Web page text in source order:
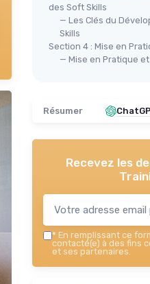
des Soft Skills
— Les Clés du
Skills
Section 4 : Mise en
— Mise en Pratique
Résumer
Recevez les
* En remplissant ce
contacté(e) à des fins
et ses partenaires.